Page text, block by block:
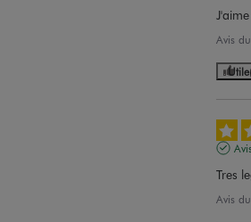
Avis du
Utile
Tres
Avis du